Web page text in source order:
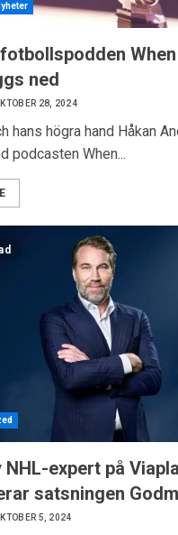
When
ned
28, 2024
hans högra hand Håkan
podcasten When...
NHL-expert på
satsningen
5, 2024